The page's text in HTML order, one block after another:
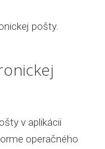
pošty.
v aplikácii
operačného